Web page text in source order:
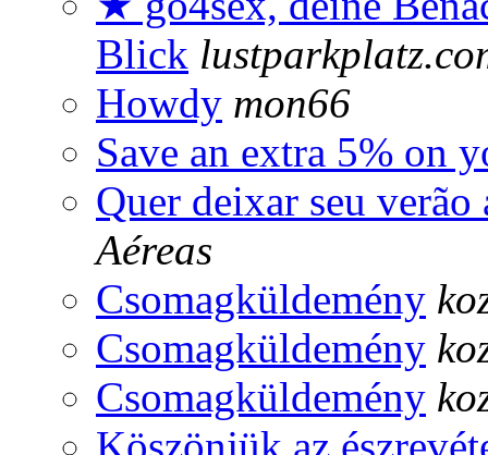
Blick
Howdy mon66
Save an extra 5% on
Quer deixar seu
Aéreas
Csomagküldemény
Csomagküldemény
Csomagküldemény
Köszönjük az